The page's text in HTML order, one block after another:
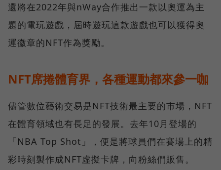
還將在2022年與nWay合作推出一款以奧運為主
題的電玩遊戲，屆時遊玩這款遊戲也可以獲得奧
運徽章的NFT作為獎勵。
NFT席捲體育界，各種運動都來參一咖
儘管數位藝術交易是NFT技術最主要的市場，NFT
在體育領域也有長足的發展。去年10月登場的
「NBA Top Shot」，便是將球員們在賽場上的精
彩時刻製作成NFT虛擬卡牌，向粉絲們販售。